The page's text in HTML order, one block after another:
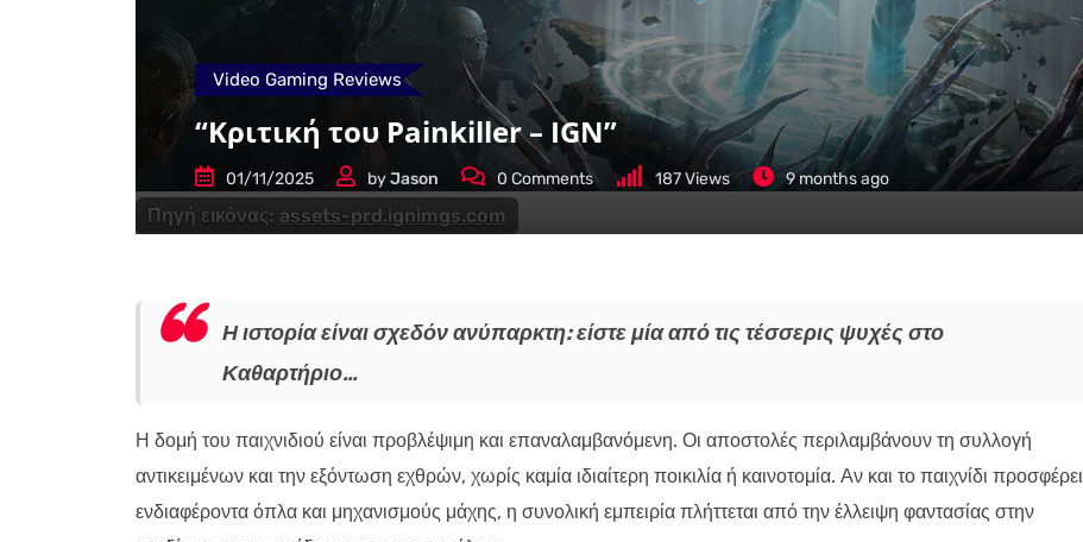
Πηγή εικόνας: assets-prd.ignimgs.com
Video Gaming Reviews
“Κριτική του Painkiller – IGN”
01/11/2025 byJason 0 Comments 187Views 9 months ago
Η ιστορία είναι σχεδόν ανύπαρκτη: είστε μία από τις τέσσερις ψυχές στο
Καθαρτήριο…
Η δομή του παιχνιδιού είναι προβλέψιμη και επαναλαμβανόμενη. Οι αποστολές περιλαμβάνουν τη συλλογή
αντικειμένων και την εξόντωση εχθρών, χωρίς καμία ιδιαίτερη ποικιλία ή καινοτομία. Αν και το παιχνίδι προσφέρει
ενδιαφέροντα όπλα και μηχανισμούς μάχης, η συνολική εμπειρία πλήττεται από την έλλειψη φαντασίας στην